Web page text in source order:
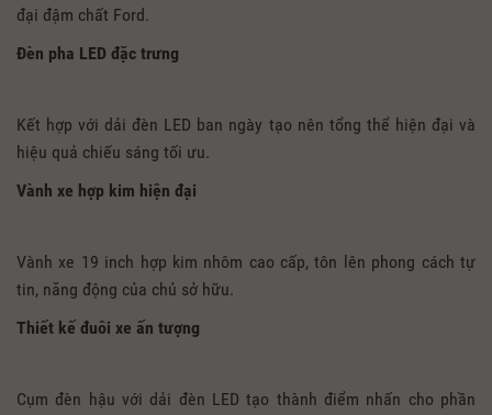
đại đậm chất Ford.
Đèn pha LED đặc trưng
Kết hợp với dải đèn LED ban ngày tạo nên tổng thể hiện đại và
hiệu quả chiếu sáng tối ưu.
Vành xe hợp kim hiện đại
Vành xe 19 inch hợp kim nhôm cao cấp, tôn lên phong cách tự
tin, năng động của chủ sở hữu.
Thiết kế đuôi xe ấn tượng
Cụm đèn hậu với dải đèn LED tạo thành điểm nhấn cho phần